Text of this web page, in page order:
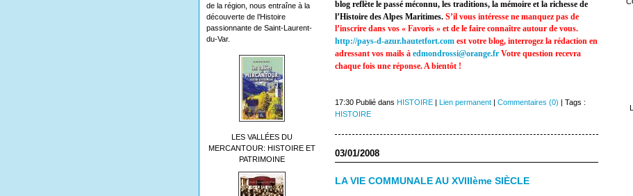
de la région, nous entraîne à la
découverte de l’Histoire
passionnante de Saint-Laurent-
du-Var.
LES VALLÉES DU
MERCANTOUR: HISTOIRE ET
PATRIMOINE
blog reflète le passé méconnu, les traditions, la mémoire et la richesse de
l’Histoire des Alpes Maritimes. S’il vous intéresse ne manquez pas de
l’inscrire dans vos « Favoris » et de le faire connaître autour de vous.
http://pays-d-azur.hautetfort.com est votre blog, interrogez la rédaction en
adressant vos mails à edmondrossi@orange.fr Votre question recevra
chaque fois une réponse. A bientôt !
17:30 Publié dans HISTOIRE| Lien permanent| Commentaires (0) | Tags :
HISTOIRE
03/01/2008
LA VIE COMMUNALE AU XVIIIème SIÈCLE